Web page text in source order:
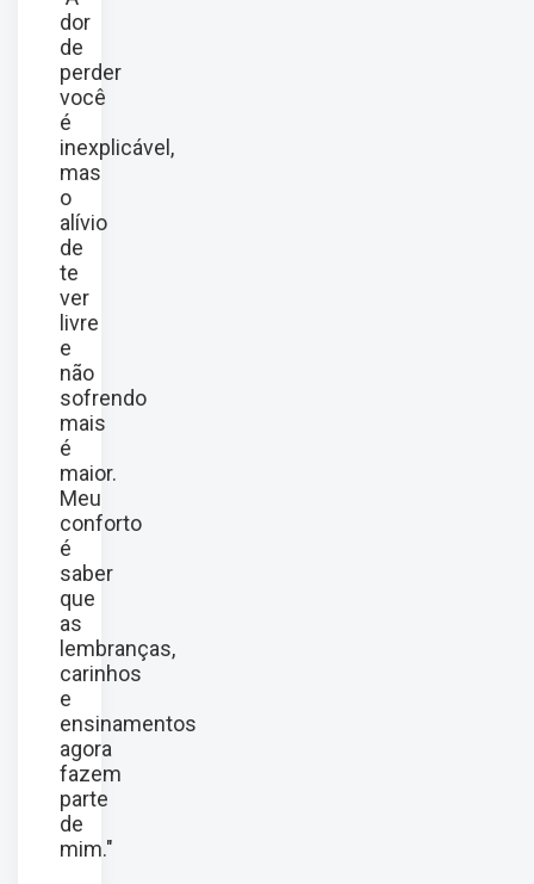
dor
de
perder
você
é
inexplicável,
mas
o
alívio
de
te
ver
livre
e
não
sofrendo
mais
é
maior.
Meu
conforto
é
saber
que
as
lembranças,
carinhos
e
ensinamentos
agora
fazem
parte
de
mim."